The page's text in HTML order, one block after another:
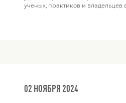
ученых, практиков и владельцев
02 НОЯБРЯ 2024